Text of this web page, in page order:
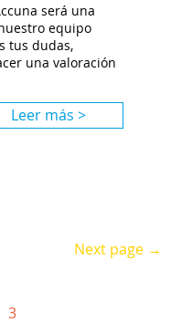
será una
equipo
tus dudas,
una valoración
Leer más >
Next page →
3